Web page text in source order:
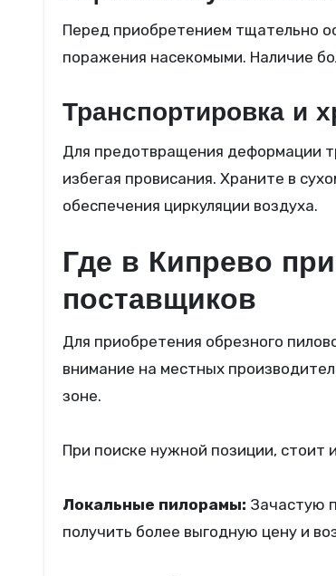
Перед приобретением тщательно
поражения насекомыми. Наличие
Транспортировка и
Для предотвращения деформации
избегая провисания. Храните в
обеспечения циркуляции воздуха.
Где в Кипрево
поставщиков
Для приобретения обрезного
внимание на местных
зоне.
При поиске нужной позиции,
Локальные пилорамы: Зачастую
получить более выгодную цену и